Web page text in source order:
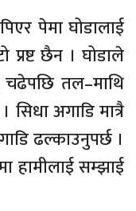
पेमा घोडालाई
प्रष्ट छैन । घोडाले
तल–माथि
अगाडि मात्रै
ढल्काउनुपर्छ ।
हामीलाई सम्झाई